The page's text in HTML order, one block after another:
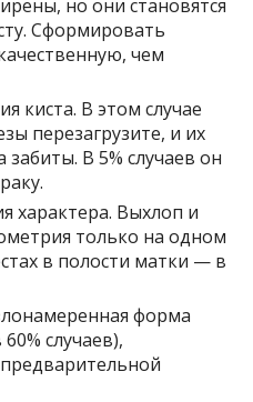
но они становятся
Сформировать
чем
киста. В этом случае
перезагрузите, и их
В 5% случаев он
характера. Выхлоп и
только на одном
в полости матки — в
форма
случаев),